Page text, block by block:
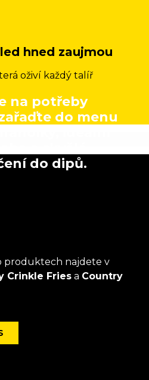
hned zaujmou
oživí každý talíř
na potřeby
do menu
do dipů.
produktech najdete v
Crinkle Fries a Country